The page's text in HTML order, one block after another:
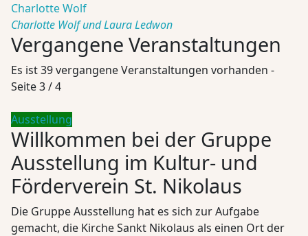
Charlotte Wolf
Charlotte Wolf und Laura Ledwon
Vergangene Veranstaltungen
Es ist 39 vergangene Veranstaltungen vorhanden -
Seite 3 / 4
Ausstellung
Willkommen bei der Gruppe
Ausstellung im Kultur- und
Förderverein St. Nikolaus
Die Gruppe Ausstellung hat es sich zur Aufgabe
gemacht, die Kirche Sankt Nikolaus als einen Ort der